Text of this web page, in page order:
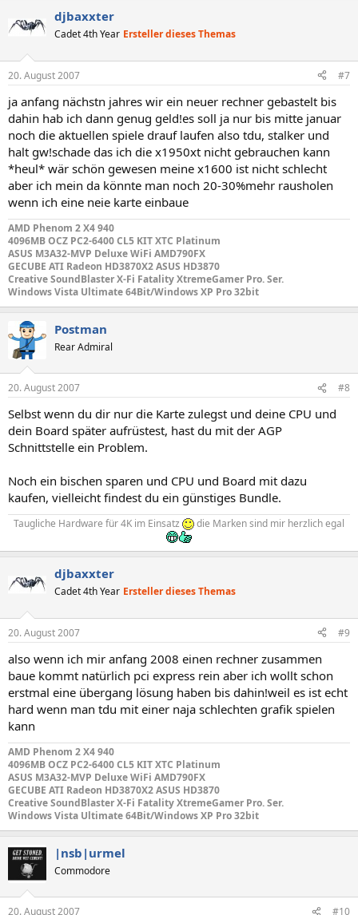
djbaxxter
Cadet 4th Year Ersteller dieses Themas
20. August 2007 #7
ja anfang nächstn jahres wir ein neuer rechner gebastelt bis
dahin hab ich dann genug geld!es soll ja nur bis mitte januar
noch die aktuellen spiele drauf laufen also tdu, stalker und
halt gw!schade das ich die x1950xt nicht gebrauchen kann
*heul* wär schön gewesen meine x1600 ist nicht schlecht
aber ich mein da könnte man noch 20-30%mehr rausholen
wenn ich eine neie karte einbaue
AMD Phenom 2 X4 940
4096MB OCZ PC2-6400 CL5 KIT XTC Platinum
ASUS M3A32-MVP Deluxe WiFi AMD790FX
GECUBE ATI Radeon HD3870X2 ASUS HD3870
Creative SoundBlaster X-Fi Fatality XtremeGamer Pro. Ser.
Windows Vista Ultimate 64Bit/Windows XP Pro 32bit
Postman
Rear Admiral
20. August 2007 #8
Selbst wenn du dir nur die Karte zulegst und deine CPU und
dein Board später aufrüstest, hast du mit der AGP
Schnittstelle ein Problem.
Noch ein bischen sparen und CPU und Board mit dazu
kaufen, vielleicht findest du ein günstiges Bundle.
Taugliche Hardware für 4K im Einsatz die Marken sind mir herzlich egal
djbaxxter
Cadet 4th Year Ersteller dieses Themas
20. August 2007 #9
also wenn ich mir anfang 2008 einen rechner zusammen
baue kommt natürlich pci express rein aber ich wollt schon
erstmal eine übergang lösung haben bis dahin!weil es ist echt
hard wenn man tdu mit einer naja schlechten grafik spielen
kann
AMD Phenom 2 X4 940
4096MB OCZ PC2-6400 CL5 KIT XTC Platinum
ASUS M3A32-MVP Deluxe WiFi AMD790FX
GECUBE ATI Radeon HD3870X2 ASUS HD3870
Creative SoundBlaster X-Fi Fatality XtremeGamer Pro. Ser.
Windows Vista Ultimate 64Bit/Windows XP Pro 32bit
|nsb|urmel
Commodore
20. August 2007 #10